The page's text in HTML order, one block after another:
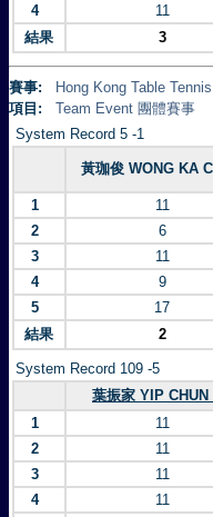
4
11
結果
3
賽事:
Hong Kong Table
項目:
Team Event 團體賽事
System Record 5 -1
黃珈俊 WONG KA
1
11
2
6
3
11
4
9
5
17
結果
2
System Record 109 -5
葉振家 YIP CHUN
1
11
2
11
3
11
4
11